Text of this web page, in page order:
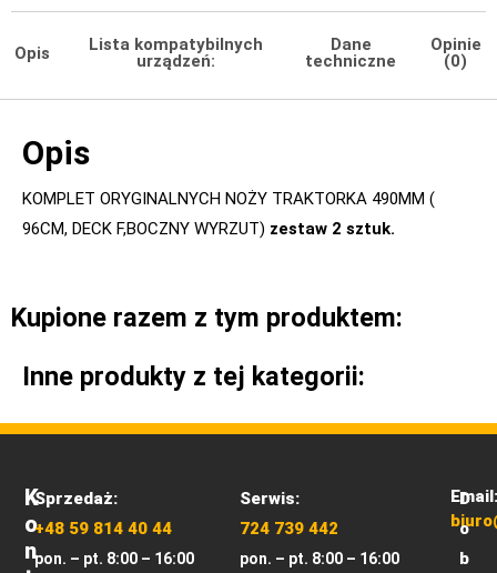
Opis
Lista kompatybilnych
urządzeń:
Dane
techniczne
Opinie
(0)
Opis
KOMPLET ORYGINALNYCH NOŻY TRAKTORKA 490MM (
96CM, DECK F,BOCZNY WYRZUT) zestaw 2 sztuk.
Kupione razem z tym produktem:
Inne produkty z tej kategorii:
K
O
N
Sprzedaż:
+48 59 814 40 44
pon. – pt. 8:00 – 16:00
Serwis:
724 739 442
pon. – pt. 8:00 – 16:00
Email:
D
o
b